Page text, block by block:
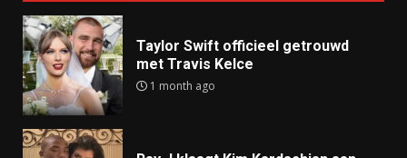
Taylor Swift officieel getrouwd
met Travis Kelce
1 month ago